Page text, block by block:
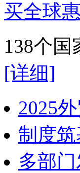
买全球
138个
[详细]
2025
制度
多部